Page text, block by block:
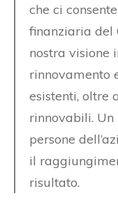
che ci
finanziaria del
nostra visione
rinnovamento
esistenti, oltre
rinnovabili.
persone
il
risultato.